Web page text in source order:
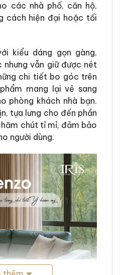
các nhà phố, căn hộ,
cách hiện đại hoặc tối
kiểu dáng gọn gàng,
nhưng vẫn giữ được nét
chi tiết bo góc trên
mang lại vẻ sang
phòng khách nhà bạn.
tựa lưng cho đến phần
chút tỉ mỉ, đảm bảo
người dùng.